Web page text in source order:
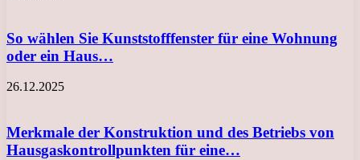
So wählen Sie Kunststofffenster für eine Wohnung
oder ein Haus…
26.12.2025
Merkmale der Konstruktion und des Betriebs von
Hausgaskontrollpunkten für eine…